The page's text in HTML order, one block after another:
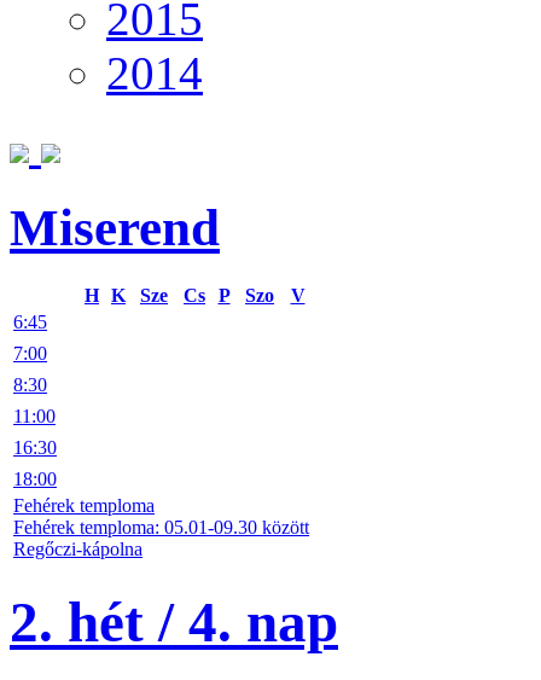
2015
2014
Miserend
H K Sze Cs P Szo
V
6:45
7:00
8:30
11:00
16:30
18:00
Fehérek temploma
Fehérek temploma: 05.01-09.30 között
Regőczi-kápolna
2. hét / 4. nap